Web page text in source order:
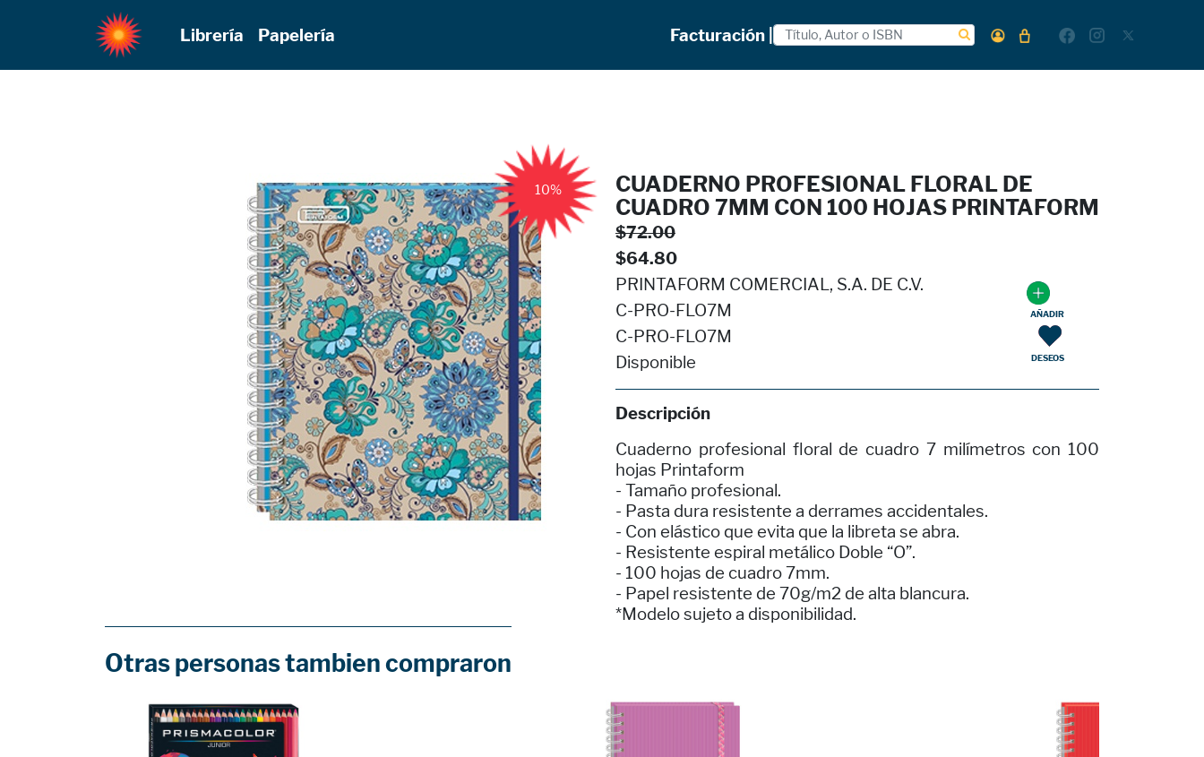
Librería Papelería Facturación |
10%
CUADERNO PROFESIONAL FLORAL DE
CUADRO 7MM CON 100 HOJAS PRINTAFORM
$72.00
$64.80
PRINTAFORM COMERCIAL, S.A. DE C.V.
C-PRO-FLO7M
C-PRO-FLO7M
Disponible
Descripción
AÑADIR
DESEOS
Cuaderno profesional floral de cuadro 7 milímetros con 100
hojas Printaform
- Tamaño profesional.
- Pasta dura resistente a derrames accidentales.
- Con elástico que evita que la libreta se abra.
- Resistente espiral metálico Doble “O”.
- 100 hojas de cuadro 7mm.
- Papel resistente de 70g/m2 de alta blancura.
*Modelo sujeto a disponibilidad.
Otras personas tambien compraron